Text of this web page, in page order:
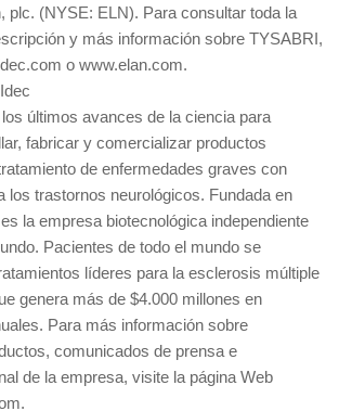
plc. (NYSE: ELN). Para consultar toda la
y más información sobre TYSABRI,
o www.elan.com.
últimos avances de la ciencia para
fabricar y comercializar productos
de enfermedades graves con
los trastornos neurológicos. Fundada en
la empresa biotecnológica independiente
Pacientes de todo el mundo se
líderes para la esclerosis múltiple
genera más de $4.000 millones en
Para más información sobre
comunicados de prensa e
de la empresa, visite la página Web